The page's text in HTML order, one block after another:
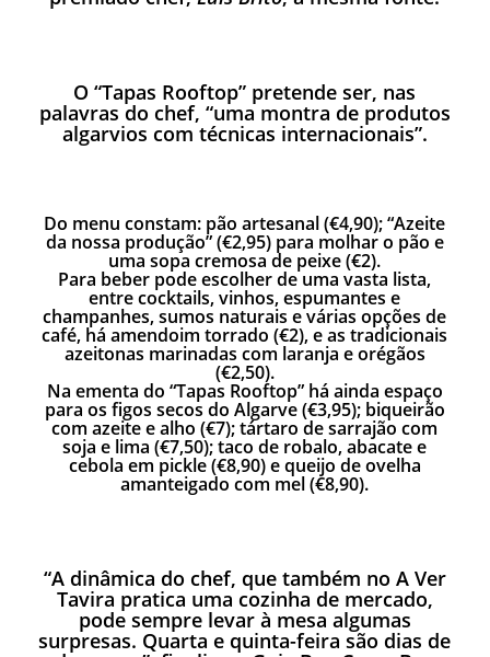
O “Tapas Rooftop” pretende ser, nas
palavras do chef, “uma montra de produtos
algarvios com técnicas internacionais”.
Do menu constam: pão artesanal (€4,90); “Azeite
da nossa produção” (€2,95) para molhar o pão e
uma sopa cremosa de peixe (€2).
Para beber pode escolher de uma vasta lista,
entre cocktails, vinhos, espumantes e
champanhes, sumos naturais e várias opções de
café, há amendoim torrado (€2), e as tradicionais
azeitonas marinadas com laranja e orégãos
(€2,50).
Na ementa do “Tapas Rooftop” há ainda espaço
para os figos secos do Algarve (€3,95); biqueirão
com azeite e alho (€7); tártaro de sarrajão com
soja e lima (€7,50); taco de robalo, abacate e
cebola em pickle (€8,90) e queijo de ovelha
amanteigado com mel (€8,90).
“A dinâmica do chef, que também no A Ver
Tavira pratica uma cozinha de mercado,
pode sempre levar à mesa algumas
surpresas. Quarta e quinta-feira são dias de